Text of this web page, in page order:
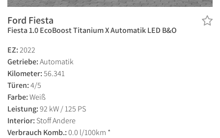
Ford Fiesta
Fiesta 1.0 EcoBoost Titanium X Automatik LED B&O
EZ:2022
Getriebe:Automatik
Kilometer:56.341
Türen:4/5
Farbe:Weiß
Leistung:92 kW / 125 PS
Interior: Stoff Andere
Verbrauch Komb.:0.0 l/100km *